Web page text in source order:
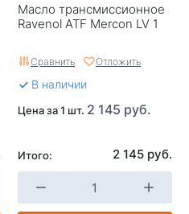
Масло трансмиссионное
Ravenol ATF Mercon LV 1
Сравнить Отложить
В наличии
Цена за 1 шт. 2 145 руб.
Итого: 2 145 руб.